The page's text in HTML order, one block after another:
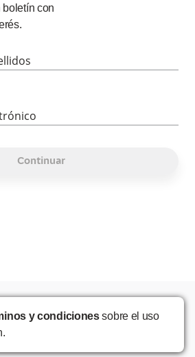
con
Continuar
y condicionessobre el uso